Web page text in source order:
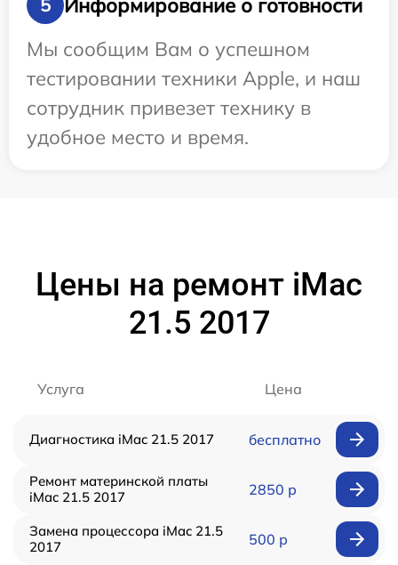
5
Мы сообщим Вам о успешном
тестировании техники Apple, и наш
сотрудник привезет технику в
удобное место и время.
Цены на ремонт iMac
21.5 2017
Услуга Цена
Диагностика iMac 21.5 2017 бесплатно
Ремонт материнской платы
iMac 21.5 2017
2850 р
Замена процессора iMac 21.5
2017
500 р